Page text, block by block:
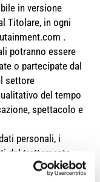
in versione
Titolare, in ogni
.
potranno essere
o partecipate dal
settore
del tempo
spettacolo e
personali, i
del trattamento,
necessiti. Ciascun